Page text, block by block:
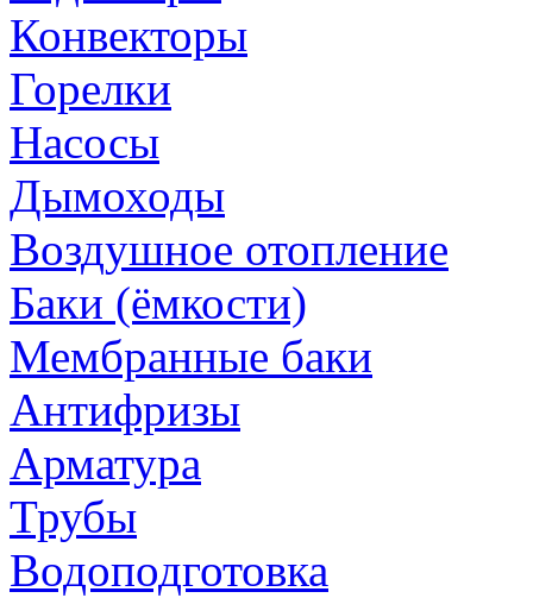
Конвекторы
Горелки
Насосы
Дымоходы
Воздушное отопление
Баки (ёмкости)
Мембранные баки
Антифризы
Арматура
Трубы
Водоподготовка